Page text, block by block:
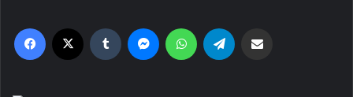
Facebook Tumblr MessengerWhatsApp